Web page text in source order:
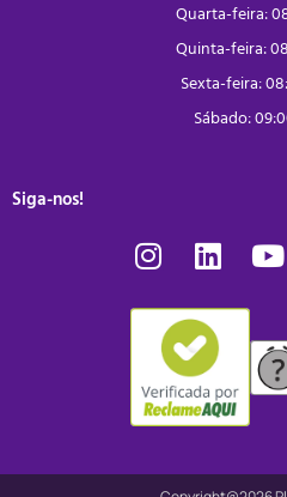
Quarta-feira:
Quinta-feira:
Sexta-feira:
Sábado:
Siga-nos!